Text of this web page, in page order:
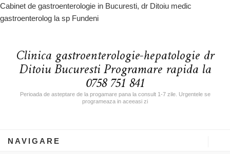
Cabinet de gastroenterologie in Bucuresti, dr Ditoiu medic
gastroenterolog la sp Fundeni
Clinica gastroenterologie-hepatologie dr
Ditoiu Bucuresti Programare rapida la
0758 751 841
Perioada de asteptare de la progamare pana la consult 1-7 zile. Urgentele se
programeaza in aceeasi zi
NAVIGARE